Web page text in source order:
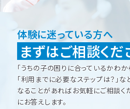
体験に迷っている方へ
まずはご相談くだ
「うちの子の困りに合っているかわか
「利用までに必要なステップは？」
なることがあればお気軽にご相談く
にお答えします。